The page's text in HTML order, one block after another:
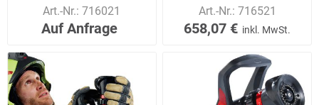
Art.-Nr.:716021
Auf Anfrage
Art.-Nr.: 716521
658,07 € inkl. MwSt.